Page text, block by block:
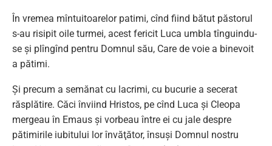
În vremea mîntuitoarelor patimi, cînd fiind bătut păstorul
s-au risipit oile turmei, acest fericit Luca umbla tînguindu-
se şi plîngînd pentru Domnul său, Care de voie a binevoit
a pătimi.
Şi precum a semănat cu lacrimi, cu bucurie a secerat
răsplătire. Căci înviind Hristos, pe cînd Luca şi Cleopa
mergeau în Emaus şi vorbeau între ei cu jale despre
pătimirile iubitului lor învăţător, însuşi Domnul nostru